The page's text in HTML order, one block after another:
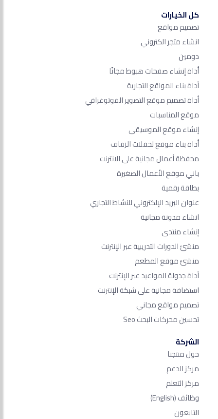
كل الخيارات
تصميم مواقع
انشاء متجر الكتروني
دومين
أداة إنشاء صفحات هبوط مجانًا
أداة بناء المواقع التجارية
أداة تصميم موقع التصوير الفوتوغرافي
موقع المناسبات
إنشاء موقع الموسيقى
أداة بناء موقع لحفلات الزفاف
محفظة أعمال مجانية على الانترنت
باني موقع الأعمال الصغيرة
بطاقة رقمية
عنوان البريد الإلكتروني للنشاط التجاري
انشاء مدونة مجانية
إنشاء منتدى
منشئ الدورات التدريبية عبر الإنترنت
منشئ موقع المطعم
أداة جدولة المواعيد عبر الإنترنت
استضافة مجانية على شبكة الإنترنت
تصميم مواقع مجاني
تحسين محركات البحث Seo​
الشركة
حول منتجنا
مركز الدعم
مركز التعلم
وظائف(English)
التابعون